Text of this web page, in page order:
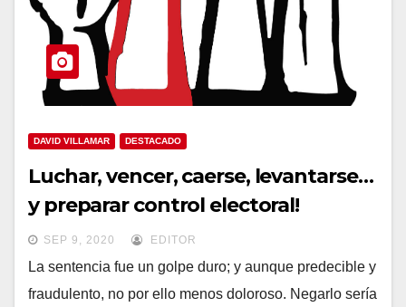
DAVID VILLAMAR DESTACADO
Luchar, vencer, caerse, levantarse…
y preparar control electoral!
SEP 9, 2020 EDITOR
La sentencia fue un golpe duro; y aunque predecible y
fraudulento, no por ello menos doloroso. Negarlo sería